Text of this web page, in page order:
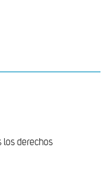
derechos